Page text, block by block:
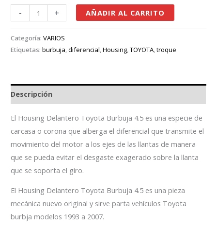
- + AÑADIR AL CARRITO
Categoría:VARIOS
Etiquetas:burbuja,diferencial,Housing,TOYOTA,troque
Descripción
El Housing Delantero Toyota Burbuja 4.5 es una especie de
carcasa o corona que alberga el diferencial que transmite el
movimiento del motor a los ejes de las llantas de manera
que se pueda evitar el desgaste exagerado sobre la llanta
que se soporta el giro.
El Housing Delantero Toyota Burbuja 4.5 es una pieza
mecánica nuevo original y sirve parta vehículos Toyota
burbja modelos 1993 a 2007.